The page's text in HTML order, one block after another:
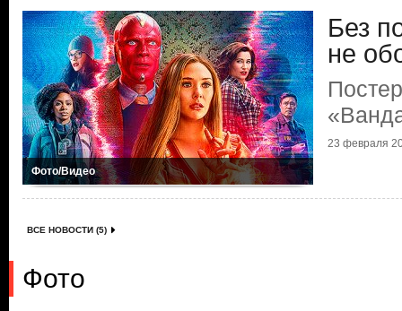
Фото/Видео
Без
не
23 февраля
ВСЕ НОВОСТИ (5)
Фото